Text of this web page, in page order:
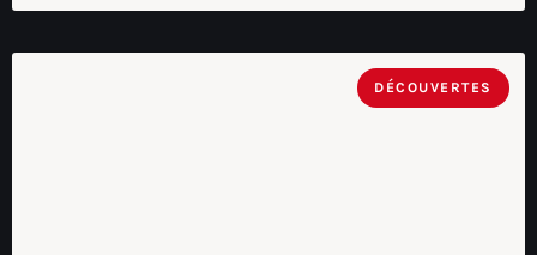
DÉCOUVERTES